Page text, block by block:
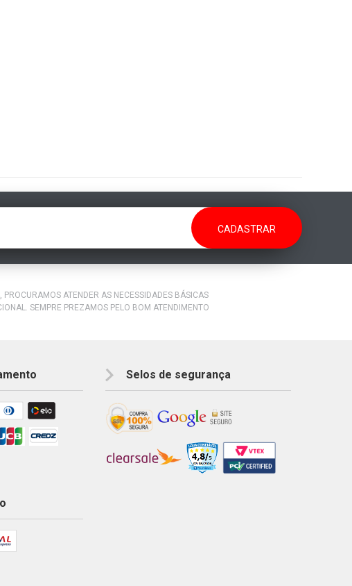
ATENDER AS NECESSIDADES BÁSICAS
SEMPRE PREZAMOS PELO BOM ATENDIMENTO
Selos de segurança